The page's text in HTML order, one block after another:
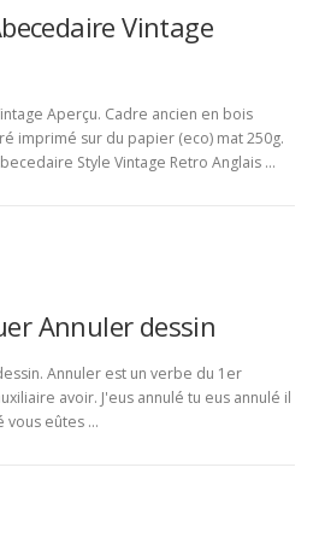
Vintage
Aperçu. Cadre ancien en bois
imprimé sur du papier (eco) mat 250g.
Style Vintage Retro Anglais …
Annuler dessin
Annuler est un verbe du 1er
avoir. J'eus annulé tu eus annulé il
vous eûtes …